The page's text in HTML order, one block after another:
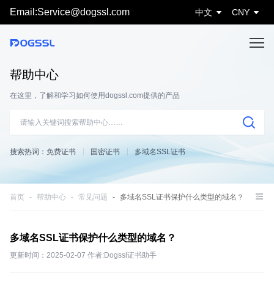
Email:Service@dogssl.com 中文 CNY
帮助中心
在这里，了解和学习如何使用dogssl.com提供的产品
搜索热词： 免费证书 国密证书 多域名SSL证书
首页 帮助中心 常见问题 多域名SSL证书保护什么类型的域名？
多域名SSL证书保护什么类型的域名？
更新时间：2025-02-07 作者:Dogssl证书助手